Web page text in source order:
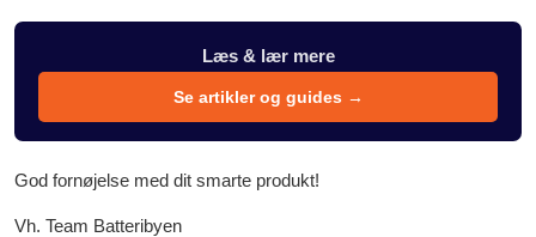
Læs & lær mere
Se artikler og guides →
God fornøjelse med dit smarte produkt!
Vh. Team Batteribyen